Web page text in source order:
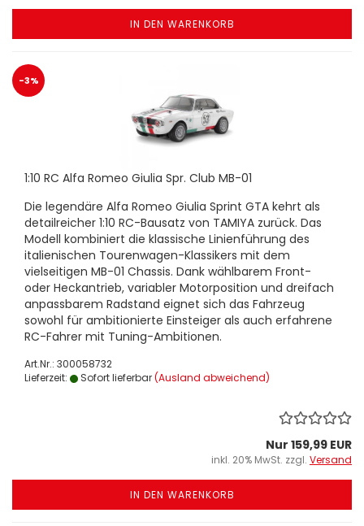
IN DEN WARENKORB
-3%
1:10 RC Alfa Romeo Giulia Spr. Club MB-01
Die legendäre Alfa Romeo Giulia Sprint GTA kehrt als
detailreicher 1:10 RC-Bausatz von TAMIYA zurück. Das
Modell kombiniert die klassische Linienführung des
italienischen Tourenwagen-Klassikers mit dem
vielseitigen MB-01 Chassis. Dank wählbarem Front-
oder Heckantrieb, variabler Motorposition und dreifach
anpassbarem Radstand eignet sich das Fahrzeug
sowohl für ambitionierte Einsteiger als auch erfahrene
RC-Fahrer mit Tuning-Ambitionen.
Art.Nr.: 300058732
Lieferzeit:
Sofort lieferbar(Ausland abweichend)
Nur 159,99 EUR
inkl. 20% MwSt. zzgl. Versand
IN DEN WARENKORB